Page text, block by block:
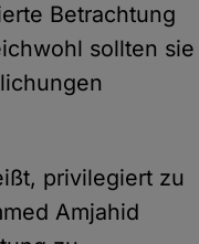
Betrachtung
sollten sie
privilegiert zu
Amjahid